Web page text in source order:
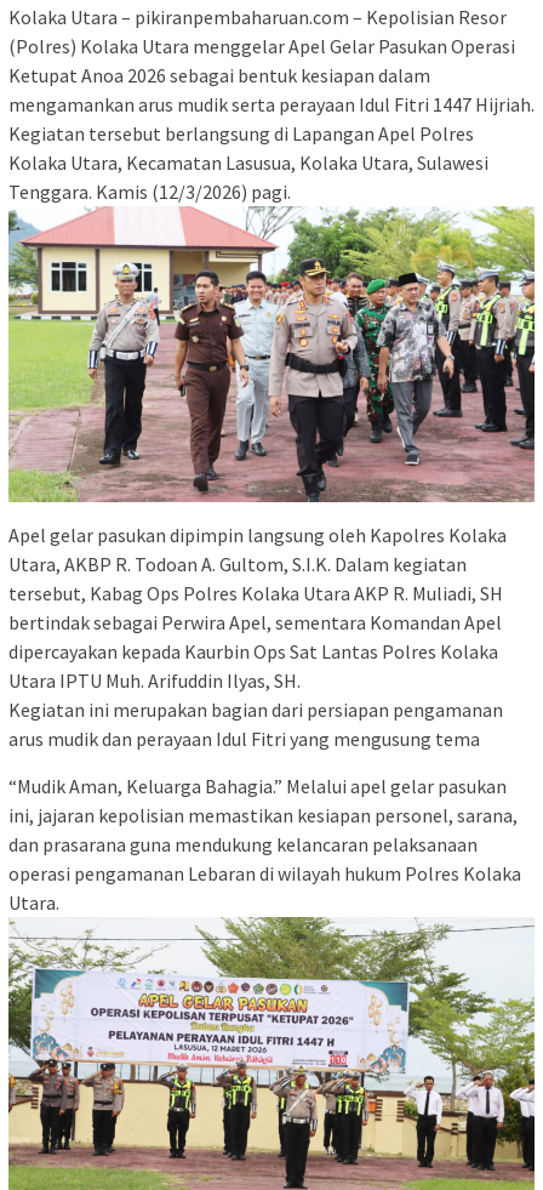
Kolaka Utara – pikiranpembaharuan.com – Kepolisian Resor
(Polres) Kolaka Utara menggelar Apel Gelar Pasukan Operasi
Ketupat Anoa 2026 sebagai bentuk kesiapan dalam
mengamankan arus mudik serta perayaan Idul Fitri 1447 Hijriah.
Kegiatan tersebut berlangsung di Lapangan Apel Polres
Kolaka Utara, Kecamatan Lasusua, Kolaka Utara, Sulawesi
Tenggara. Kamis (12/3/2026) pagi.
Apel gelar pasukan dipimpin langsung oleh Kapolres Kolaka
Utara, AKBP R. Todoan A. Gultom, S.I.K. Dalam kegiatan
tersebut, Kabag Ops Polres Kolaka Utara AKP R. Muliadi, SH
bertindak sebagai Perwira Apel, sementara Komandan Apel
dipercayakan kepada Kaurbin Ops Sat Lantas Polres Kolaka
Utara IPTU Muh. Arifuddin Ilyas, SH.
Kegiatan ini merupakan bagian dari persiapan pengamanan
arus mudik dan perayaan Idul Fitri yang mengusung tema
“Mudik Aman, Keluarga Bahagia.” Melalui apel gelar pasukan
ini, jajaran kepolisian memastikan kesiapan personel, sarana,
dan prasarana guna mendukung kelancaran pelaksanaan
operasi pengamanan Lebaran di wilayah hukum Polres Kolaka
Utara.